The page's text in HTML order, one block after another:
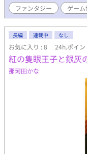
ファンタジー
ゲー
長編 連載中 なし
お気に入り : 8 24h.ポイン
紅の隻眼王子と銀灰
那珂田かな